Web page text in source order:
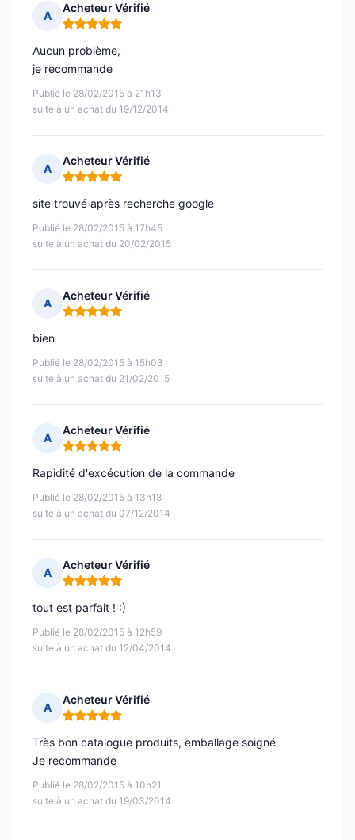
A
Acheteur Vérifié
Note : 5 sur 5
Publié le 28/02/2015 à 21h13
suite à un achat du 19/12/2014
Aucun problème,
je recommande
A
Acheteur Vérifié
Note : 5 sur 5
Publié le 28/02/2015 à 17h45
suite à un achat du 20/02/2015
site trouvé après recherche google
A
Acheteur Vérifié
Note : 5 sur 5
Publié le 28/02/2015 à 15h03
suite à un achat du 21/02/2015
bien
A
Acheteur Vérifié
Note : 5 sur 5
Publié le 28/02/2015 à 13h18
suite à un achat du 07/12/2014
Rapidité d'excécution de la commande
A
Acheteur Vérifié
Note : 5 sur 5
Publié le 28/02/2015 à 12h59
suite à un achat du 12/04/2014
tout est parfait ! :)
A
Acheteur Vérifié
Note : 5 sur 5
Publié le 28/02/2015 à 10h21
suite à un achat du 19/03/2014
Très bon catalogue produits, emballage soigné
Je recommande